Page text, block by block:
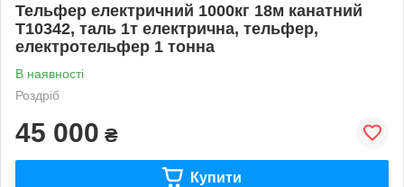
Тельфер електричний 1000кг 18м канатний
Т10342, таль 1т електрична, тельфер,
електротельфер 1 тонна
В наявності
Роздріб
45 000 ₴
Купити